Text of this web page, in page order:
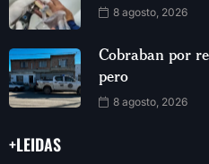
8 agosto, 2026
Cobraban por
pero
8 agosto, 2026
+LEIDAS